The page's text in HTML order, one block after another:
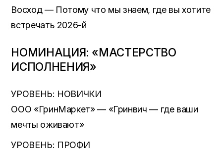
Восход — Потому что мы знаем, где вы хотите
встречать 2026-й
НОМИНАЦИЯ: «МАСТЕРСТВО
ИСПОЛНЕНИЯ»
УРОВЕНЬ: НОВИЧКИ
ООО «ГринМаркет» — «Гринвич — где ваши
мечты оживают»
УРОВЕНЬ: ПРОФИ